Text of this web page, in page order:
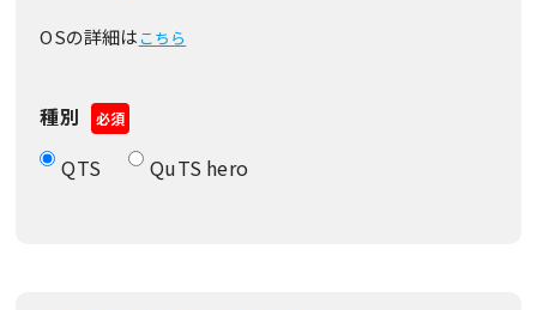
OSの詳細は こちら
種別 必須
QTS QuTS hero